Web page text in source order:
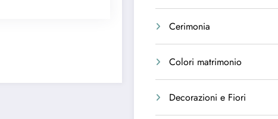
Cerimonia
Colori matrimonio
Decorazioni e Fiori